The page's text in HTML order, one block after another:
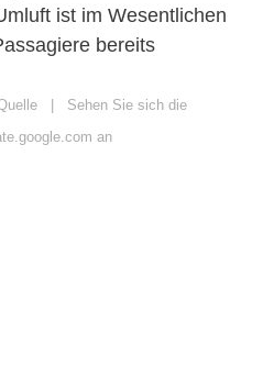
ist im Wesentlichen
bereits
| Sehen Sie sich die
an